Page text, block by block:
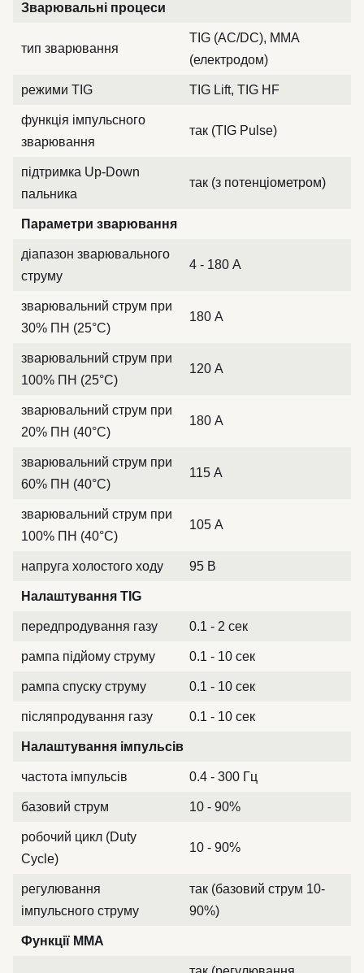
Зварювальні процеси
тип зварювання
TIG (AC/DC), MMA
(електродом)
режими TIG TIG Lift, TIG HF
функція імпульсного
зварювання
так (TIG Pulse)
підтримка Up-Down
пальника
так (з потенціометром)
Параметри зварювання
діапазон зварювального
струму
4 - 180 А
зварювальний струм при
30% ПН (25°C)
180 А
зварювальний струм при
100% ПН (25°C)
120 А
зварювальний струм при
20% ПН (40°C)
180 А
зварювальний струм при
60% ПН (40°C)
115 А
зварювальний струм при
100% ПН (40°C)
105 А
напруга холостого ходу 95 В
Налаштування TIG
передпродування газу 0.1 - 2 сек
рампа підйому струму 0.1 - 10 сек
рампа спуску струму 0.1 - 10 сек
післяпродування газу 0.1 - 10 сек
Налаштування імпульсів
частота імпульсів 0.4 - 300 Гц
базовий струм 10 - 90%
робочий цикл (Duty
Cycle)
10 - 90%
регулювання
імпульсного струму
так (базовий струм 10-
90%)
Функції MMA